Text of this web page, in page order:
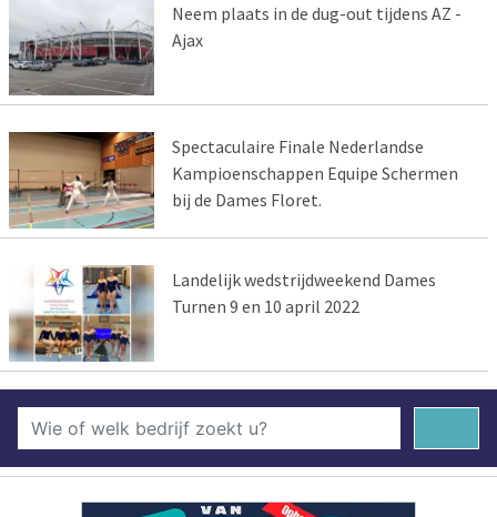
Neem plaats in de dug-out tijdens AZ -
Ajax
Spectaculaire Finale Nederlandse
Kampioenschappen Equipe Schermen
bij de Dames Floret.
Landelijk wedstrijdweekend Dames
Turnen 9 en 10 april 2022